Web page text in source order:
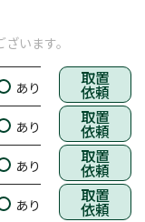
います。
あり 取置
依頼
あり 取置
依頼
あり 取置
依頼
あり 取置
依頼